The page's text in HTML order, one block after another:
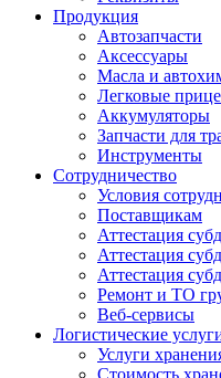
Продукция
Автозапчасти
Аксессуары
Масла и
Легковые
Аккумуляторы
Запчасти для
Инструменты
Сотрудничество
Условия
Поставщикам
Аттестация
Аттестация
Аттестация
Ремонт и ТО
Веб-сервисы
Логистические
Услуги
Стоимость